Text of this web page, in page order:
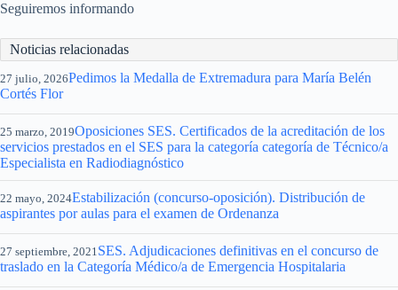
Seguiremos informando
Noticias relacionadas
27 julio, 2026Pedimos la Medalla de Extremadura para María Belén
Cortés Flor
25 marzo, 2019Oposiciones SES. Certificados de la acreditación de los
servicios prestados en el SES para la categoría categoría de Técnico/a
Especialista en Radiodiagnóstico
22 mayo, 2024Estabilización (concurso-oposición). Distribución de
aspirantes por aulas para el examen de Ordenanza
27 septiembre, 2021SES. Adjudicaciones definitivas en el concurso de
traslado en la Categoría Médico/a de Emergencia Hospitalaria